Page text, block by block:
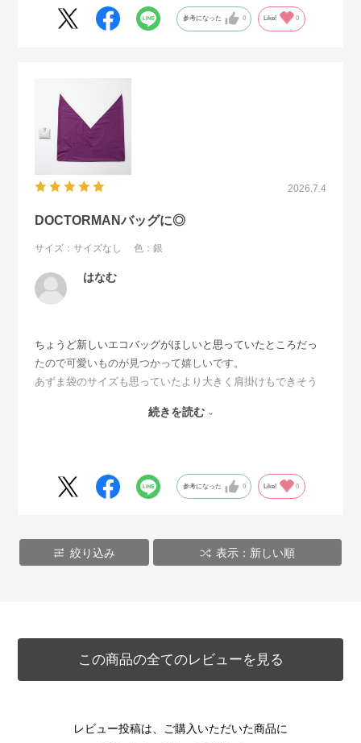
参考になった 0 Like! 0
2026.7.4
DOCTORMANバッグに◎
サイズ：サイズなし 色：銀
はなむ
ちょうど新しいエコバッグがほしいと思っていたところだっ
たので可愛いものが見つかって嬉しいです。
あずま袋のサイズも思っていたより大きく肩掛けもできそう
あとは袋の方が素材的にすぐはげたりしそうなのでなるべく
続きを読む
参考になった 0 Like! 0
絞り込み 表示：新しい順
この商品の全てのレビューを見る
レビュー投稿は、ご購入いただいた商品に